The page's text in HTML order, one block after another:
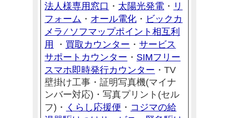
法人様専用窓口 ・ 太陽光発電 ・ リ
フォーム ・ オール電化 ・ ビックカ
メラ ⁄ ソフマップポイント相互利
用
・ 買取カウンター ・サービス
サポートカウンター ・ SIMフリー
スマホ即時発行カウンター ・TV
壁掛け工事・証明写真機(マイナ
ンバー対応)・写真プリント(セル
フ)・ くらし応援便 ・ コジマの給